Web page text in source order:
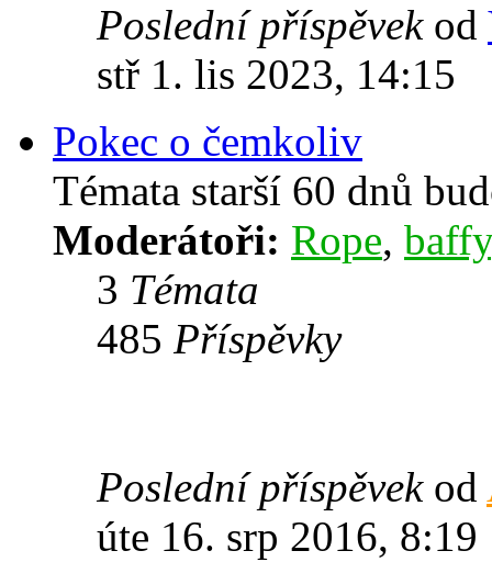
Poslední příspěvekod
stř 1. lis 2023, 14:15
Pokec o čemkoliv
Témata starší 60 dnů
Moderátoři: Rope, baffy
3 Témata
485 Příspěvky
Poslední příspěvekod
úte 16. srp 2016, 8:19